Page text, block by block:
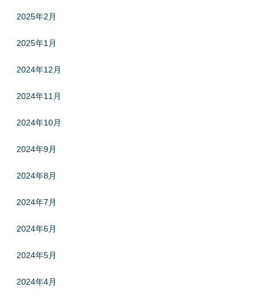
2025年2月
2025年1月
2024年12月
2024年11月
2024年10月
2024年9月
2024年8月
2024年7月
2024年6月
2024年5月
2024年4月